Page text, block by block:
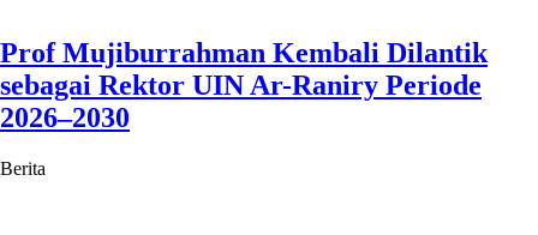
Prof Mujiburrahman Kembali Dilantik
sebagai Rektor UIN Ar-Raniry Periode
2026–2030
Berita